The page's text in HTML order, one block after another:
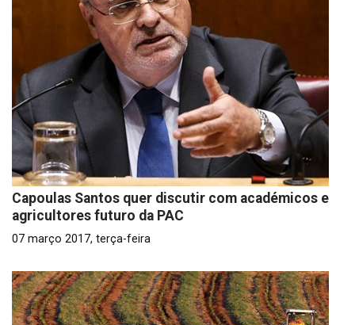
Capoulas Santos quer discutir com académicos e
agricultores futuro da PAC
07 março 2017, terça-feira